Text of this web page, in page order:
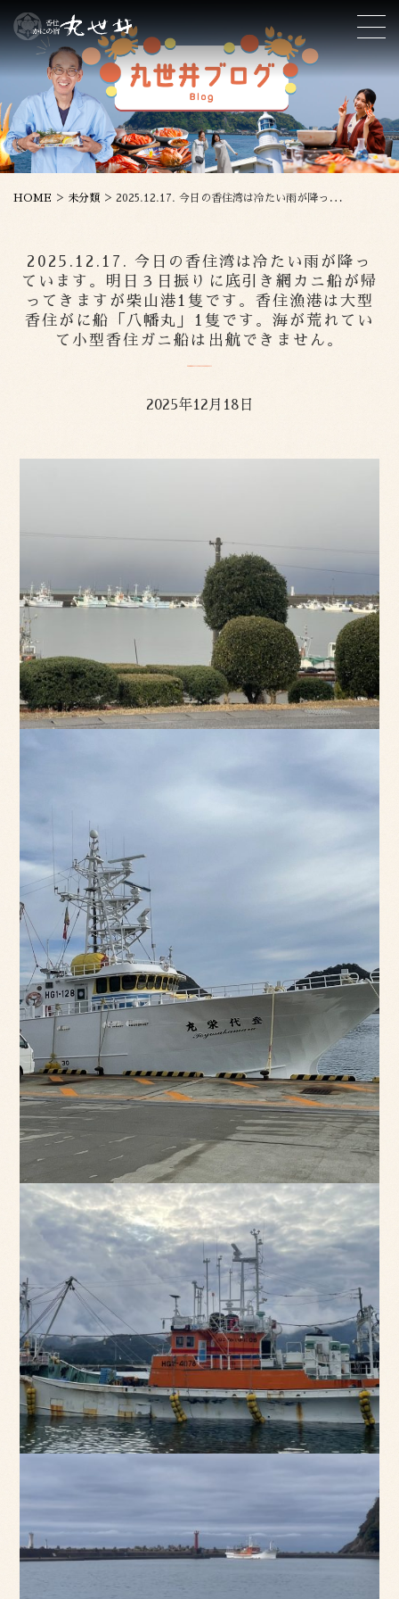
HOME > 未分類 > 2025.12.17. 今日の香住湾は冷たい雨が降っています。明日３日振りに底引き網カニ船が帰ってきますが柴山港1隻です。香住漁港は大型香住がに船「八幡丸」1隻です。海が荒れていて小型香住ガニ船は出航できません。
2025.12.17. 今日の香住湾は冷たい雨が降っ
ています。明日３日振りに底引き網カニ船が帰
ってきますが柴山港1隻です。香住漁港は大型
香住がに船「八幡丸」1隻です。海が荒れてい
て小型香住ガニ船は出航できません。
2025年12月18日